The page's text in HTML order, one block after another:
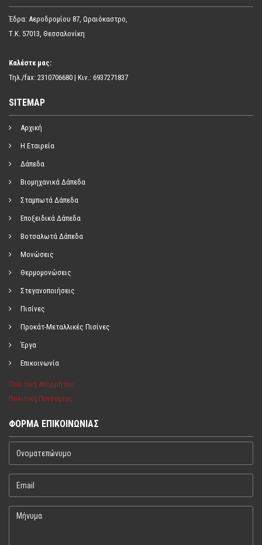
Έδρα: Αεροδρομίου 87, Ωραιόκαστρο,
Τ.Κ. 57013, Θεσσαλονίκη
Καλέστε μας:
Τηλ./fax: 2310706680 | Κιν.: 6937271837
SITEMAP
Αρχική
Η Εταιρεία
Δάπεδα
Βιομηχανικά Δάπεδα
Σταμπωτά Δάπεδα
Εποξειδικά Δάπεδα
Βοτσαλωτά Δάπεδα
Μονώσεις
Θερμομονώσεις
Στεγανοποιήσεις
Πισίνες
Προκάτ-Μεταλλικές Πισίνες
Έργα
Επικοινωνία
Πολιτική Απορρήτου
Πολιτική Ποιότητας
ΦΌΡΜΑ ΕΠΙΚΟΙΝΩΝΊΑΣ
Ονοματεπώνυμο
Email
Μήνυμα